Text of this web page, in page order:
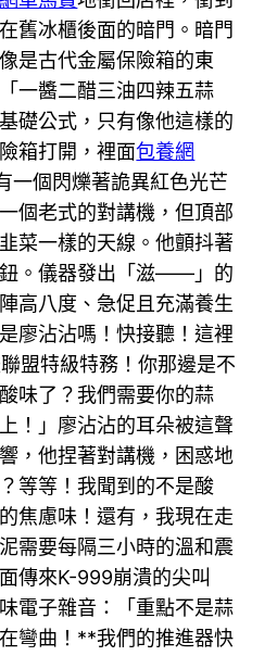
舊冰櫃後面的暗門。暗門
是古代金屬保險箱的東
一醬二醋三油四辣五蒜
礎公式，只有像他這樣的
箱打開，裡面包養網
一個閃爍著詭異紅色光芒
個老式的對講機，但頂部
菜一樣的天線。他顫抖著
。儀器發出「滋——」的
高八度、急促且充滿養生
廖沾沾嗎！快接聽！這裡
盟特級特務！你那邊是不
味了？我們需要你的蒜
！」廖沾沾的耳朵被這聲
，他捏著對講機，困惑地
等等！我聞到的不是酸
焦慮味！還有，我現在走
需要每隔三小時的溫和震
傳來K-999崩潰的尖叫
電子雜音：「重點不是蒜
彎曲！**我們的推進器快